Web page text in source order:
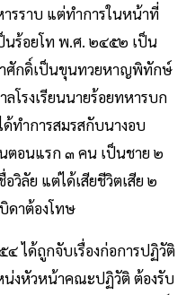
รราบ แต่ทำการในหน้าที่
ร้อยโท พ.ศ. ๒๔๕๒ เป็น
ศักดิ์เป็นขุนทวยหาญพิทักษ์
โรงเรียนนายร้อยทหารบก
ด้ทำการสมรสกับนางอบ
ตอนแรก ๓ คน เป็นชาย ๒
วิลัย แต่ได้เสียชีวิตเสีย ๒
ดาต้องโทษ
ได้ถูกจับเรื่องก่อการปฏิวัติ
งหัวหน้าคณะปฏิวัติ ต้องรับ